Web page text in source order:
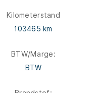
Kilometerstand
103465 km
BTW/Marge:
BTW